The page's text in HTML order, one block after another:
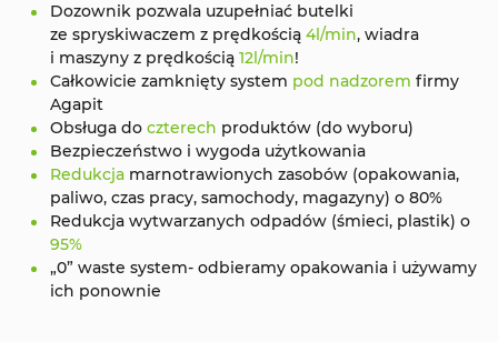
Dozownik pozwala uzupełniać butelki
ze spryskiwaczem z prędkością 4l/min, wiadra
i maszyny z prędkością 12l/min!
Całkowicie zamknięty system pod nadzorem firmy
Agapit
Obsługa do czterech produktów (do wyboru)
Bezpieczeństwo i wygoda użytkowania
Redukcja marnotrawionych zasobów (opakowania,
paliwo, czas pracy, samochody, magazyny) o 80%
Redukcja wytwarzanych odpadów (śmieci, plastik) o
95%
„0” waste system- odbieramy opakowania i używamy
ich ponownie